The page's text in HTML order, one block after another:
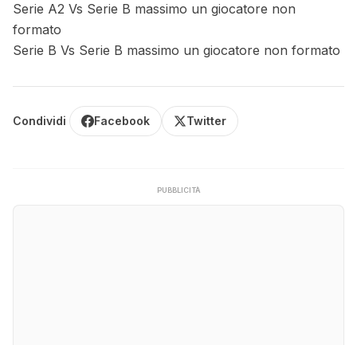
Serie A2 Vs Serie B massimo un giocatore non
formato
Serie B Vs Serie B massimo un giocatore non formato
Condividi Facebook Twitter
PUBBLICITÀ